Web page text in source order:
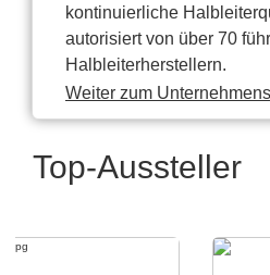
kontinuierliche
autorisiert von über 70
Halbleiterherstellern.
Weiter zum
Top-Aussteller